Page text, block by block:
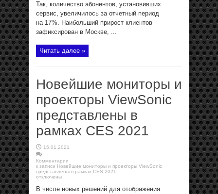
Так, количество абонентов, установивших
сервис, увеличилось за отчетный период
на 17%. Наибольший прирост клиентов
зафиксирован в Москве, ...
Читать далее »
Новейшие мониторы и
проекторы ViewSonic
представлены в
рамках CES 2021
15.01.2021
Комментарии
к записи Новейшие мониторы и проекторы ViewSonic
представлены в рамках CES 2021
отключены
В числе новых решений для отображения